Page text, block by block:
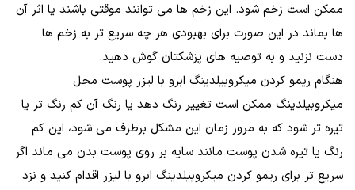
ممکن است زخم شود. این زخم ها می توانند موقتی باشند یا اثر آن
ها بماند در این صورت برای بهبودی هر چه سریع تر به زخم ها
دست نزنید و به توصیه های پزشکتان گوش دهید.
هنگام ریمو کردن میکروبیلدینگ ابرو با لیزر پوست محل
میکروبیلدینگ ممکن است تغییر رنگ دهد یا رنگ آن کم رنگ تر یا
تیره تر شود که به مرور زمان این مشکل برطرف می شود، این کم
رنگ یا تیره شدن پوست مانند سایه بر روی پوست بدن می ماند اگر
سریع تر برای ریمو کردن میکروبیلدینگ ابرو با لیزر اقدام کنید و نزد